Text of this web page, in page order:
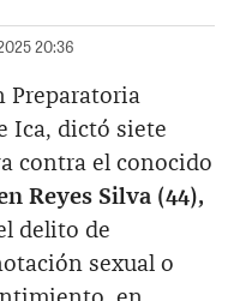
20:36
Preparatoria
Ica, dictó siete
contra el conocido
Reyes Silva (44),
delito de
sexual o